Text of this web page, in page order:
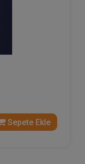
Sepete Ekle